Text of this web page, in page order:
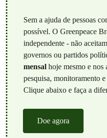
Sem a ajuda de pessoas
possível. O Greenpeace
independente - não
governos ou partidos
mensalhoje mesmo e nos
pesquisa, monitoramento
Clique abaixo e faça a
Doe agora